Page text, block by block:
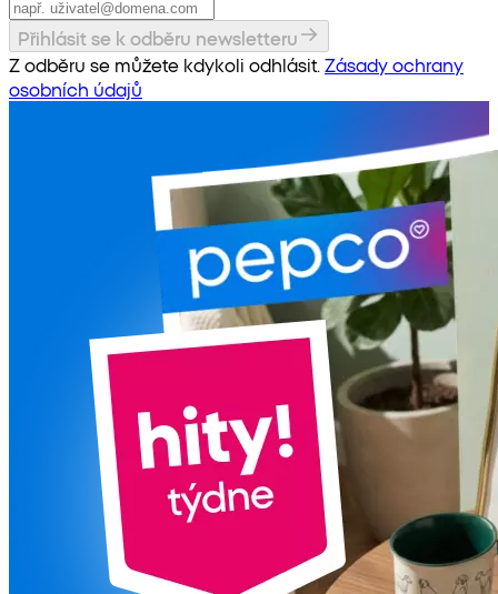
Přihlásit se k odběru newsletteru
Z odběru se můžete kdykoli odhlásit. Zásady ochrany
osobních údajů